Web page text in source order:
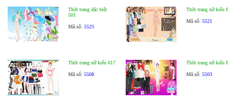
Thời trang đặc biệt
501
Mã số: 5525
Thời trang nữ kiểu
Mã số: 5521
Thời trang nữ kiểu 617
Mã số: 5508
Thời trang nữ kiểu
Mã số: 5503